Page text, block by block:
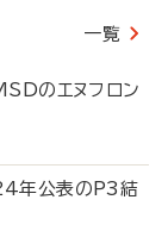
一覧
のエヌフロン
年公表のP3結